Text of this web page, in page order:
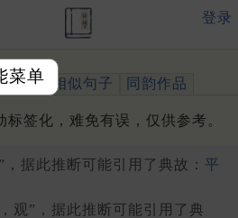
菜单
登录
引用 相似句子 同韵作品
签化，难免有误，仅供参考。
据此推断可能引用了典故： 平
观”，据此推断可能引用了典